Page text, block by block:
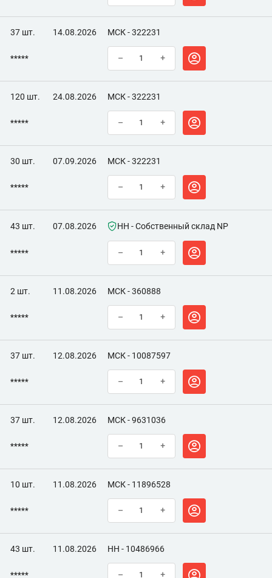
37 шт. 14.08.2026 МСК - 322231
***** – +
120 шт. 24.08.2026 МСК - 322231
***** – +
30 шт. 07.09.2026 МСК - 322231
***** – +
43 шт. 07.08.2026 НН - Собственный склад NP
***** – +
2 шт. 11.08.2026 МСК - 360888
***** – +
37 шт. 12.08.2026 МСК - 10087597
***** – +
37 шт. 12.08.2026 МСК - 9631036
***** – +
10 шт. 11.08.2026 МСК - 11896528
***** – +
43 шт. 11.08.2026 НН - 10486966
***** – +